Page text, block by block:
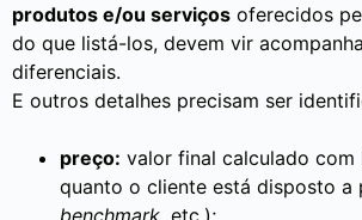
produtos e/ou serviços oferecidos
do que listá-los, devem vir
diferenciais.
E outros detalhes precisam ser
preço: valor final calculado com
quanto o cliente está disposto a